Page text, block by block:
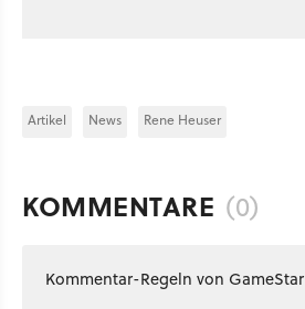
Artikel News Rene Heuser
KOMMENTARE (0)
Kommentar-Regeln von GameStar